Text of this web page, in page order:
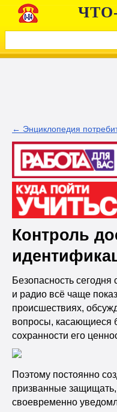
← Энциклопедия
Контроль
Безопасность
и радио всё чаще
происшествиях,
вопросы, касающиеся
сохранности его
Поэтому постоянно
призванные защищать,
своевременно